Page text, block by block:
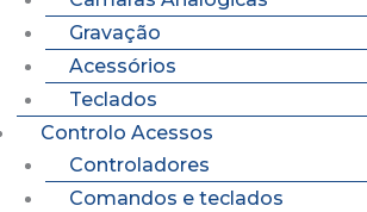
Gravação
Acessórios
Teclados
Controlo Acessos
Controladores
Comandos e teclados